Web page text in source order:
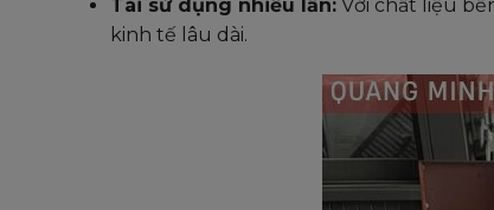
Tái sử dụng nhiều lần:Với chất liệu
kinh tế lâu dài.